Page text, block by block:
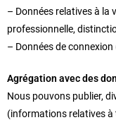
– Données relatives à la
professionnelle,
– Données de
Agrégation avec des
Nous pouvons publier,
(informations relatives à